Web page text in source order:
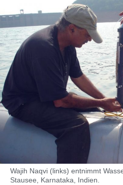
Wajih Naqvi (links) entnimmt
Stausee, Karnataka, Indien.